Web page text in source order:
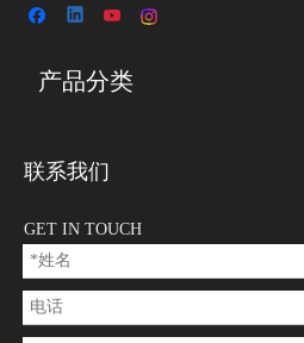
产品分类
联系我们
GET IN TOUCH